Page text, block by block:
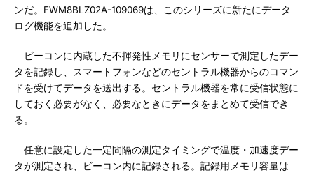
ンだ。FWM8BLZ02A-109069は、このシリーズに新たにデータ
ログ機能を追加した。
ビーコンに内蔵した不揮発性メモリにセンサーで測定したデー
タを記録し、スマートフォンなどのセントラル機器からのコマン
ドを受けてデータを送出する。セントラル機器を常に受信状態に
しておく必要がなく、必要なときにデータをまとめて受信でき
る。
任意に設定した一定間隔の測定タイミングで温度・加速度デー
タが測定され、ビーコン内に記録される。記録用メモリ容量は